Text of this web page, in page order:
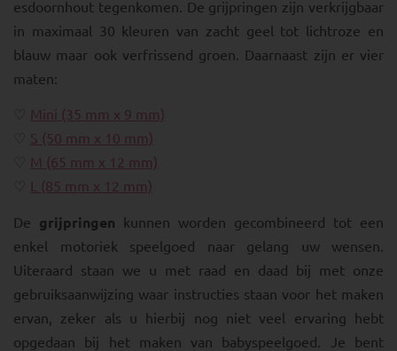
esdoornhout tegenkomen. De grijpringen zijn verkrijgbaar
in maximaal 30 kleuren van zacht geel tot lichtroze en
blauw maar ook verfrissend groen. Daarnaast zijn er vier
maten:
Mini (35 mm x 9 mm)
S (50 mm x 10 mm)
M (65 mm x 12 mm)
L (85 mm x 12 mm)
De grijpringen kunnen worden gecombineerd tot een
enkel motoriek speelgoed naar gelang uw wensen.
Uiteraard staan we u met raad en daad bij met onze
gebruiksaanwijzing waar instructies staan voor het maken
ervan, zeker als u hierbij nog niet veel ervaring hebt
opgedaan bij het maken van babyspeelgoed. Je bent